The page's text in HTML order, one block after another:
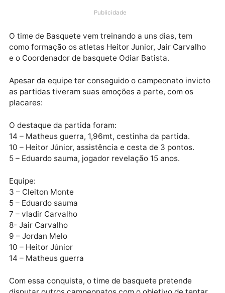
de Futebol Americano do Estado de Rondônia, o
seu primeiro campeonato já se torna campeão
Publicidade
O time de Basquete vem treinando a uns dias, tem
como formação os atletas Heitor Junior, Jair
Apesar da equipe ter conseguido o campeonato
as partidas tiveram suas emoções a parte, com os
placares:
O destaque da partida foram:
14 – Matheus guerra, 1,96mt, cestinha da partida.
10 – Heitor Júnior, assistência e cesta de 3 pontos.
5 – Eduardo sauma, jogador revelação 15 anos.
Equipe:
3 – Cleiton Monte
7 – vladir Carvalho